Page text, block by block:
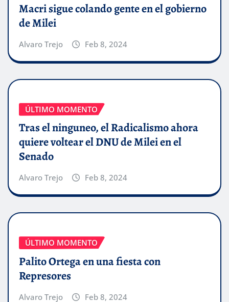
Macri sigue colando gente en el gobierno
de Milei
Alvaro Trejo Feb 8, 2024
ÚLTIMO MOMENTO
Tras el ninguneo, el Radicalismo ahora
quiere voltear el DNU de Milei en el
Senado
Alvaro Trejo Feb 8, 2024
ÚLTIMO MOMENTO
Palito Ortega en una fiesta con
Represores
Alvaro Trejo Feb 8, 2024